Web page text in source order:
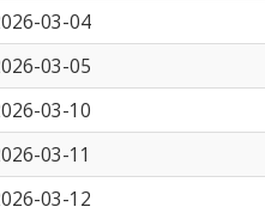
03-04
03-05
03-10
03-11
03-12